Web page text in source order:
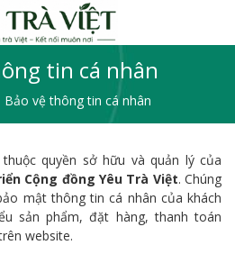
tin cá nhân
Bảo vệ thông tin cá nhân
thuộc quyền sở hữu và quản lý của
Cộng đồng Yêu Trà Việt. Chúng
mật thông tin cá nhân của khách
sản phẩm, đặt hàng, thanh toán
website.